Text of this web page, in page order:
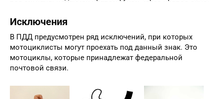
Исключения
В ПДД предусмотрен ряд исключений, при которых
мотоциклисты могут проехать под данный знак. Это
мотоциклы, которые принадлежат федеральной
почтовой связи.